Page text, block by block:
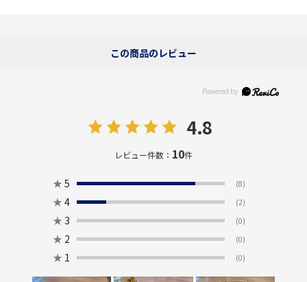
この商品のレビュー
4.8
レビュー件数： 10件
★ 5 (8)
★ 4 (2)
★ 3 (0)
★ 2 (0)
★ 1 (0)